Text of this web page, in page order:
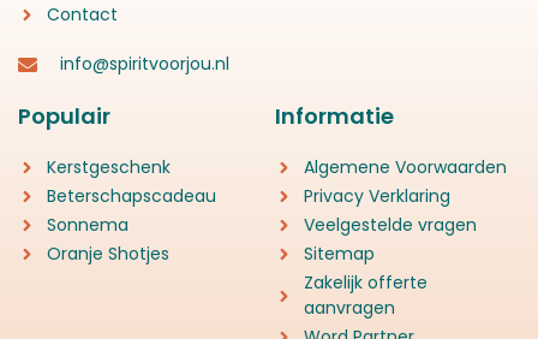
Contact
info@spiritvoorjou.nl
Populair
Kerstgeschenk
Beterschapscadeau
Sonnema
Oranje Shotjes
Informatie
Algemene Voorwaarden
Privacy Verklaring
Veelgestelde vragen
Sitemap
Zakelijk offerte
aanvragen